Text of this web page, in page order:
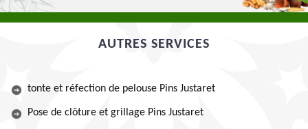
AUTRES SERVICES
tonte et réfection de pelouse Pins Justaret
Pose de clôture et grillage Pins Justaret